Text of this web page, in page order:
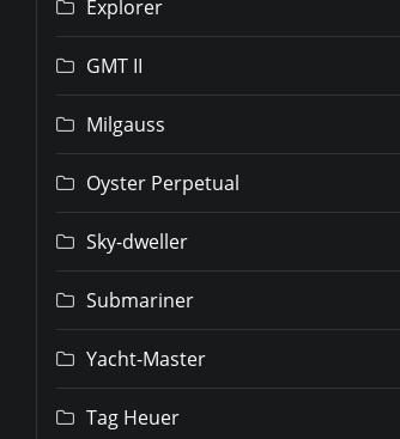
Explorer
GMT II
Milgauss
Oyster Perpetual
Sky-dweller
Submariner
Yacht-Master
Tag Heuer